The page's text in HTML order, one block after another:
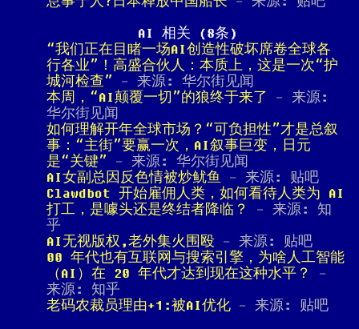
AI 相关 (8条)
“我们正在目睹一场AI创造性破坏席卷全球各
行各业”！高盛合伙人：本质上，这是一次“护
城河检查” - 来源: 华尔街见闻
本周，“AI颠覆一切”的狼终于来了
- 来源:
华尔街见闻
如何理解开年全球市场？“可负担性”才是总叙
事：“主街”要赢一次，AI叙事巨变，日元
是“关键” - 来源: 华尔街见闻
AI女副总因反色情被炒鱿鱼 - 来源: 贴吧
Clawdbot 开始雇佣人类，如何看待人类为 AI
打工，是噱头还是终结者降临？
- 来源: 知
乎
AI无视版权,老外集火围殴 - 来源: 贴吧
00 年代也有互联网与搜索引擎，为啥人工智能
（AI）在 20 年代才达到现在这种水平？
-
来源: 知乎
老码农裁员理由+1:被AI优化 - 来源: 贴吧